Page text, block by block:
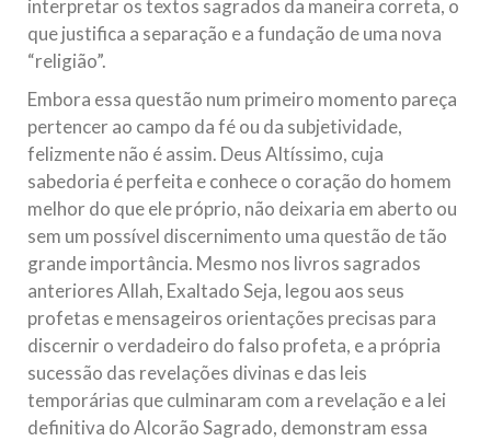
interpretar os textos sagrados da maneira correta, o
que justifica a separação e a fundação de uma nova
“religião”.
Embora essa questão num primeiro momento pareça
pertencer ao campo da fé ou da subjetividade,
felizmente não é assim. Deus Altíssimo, cuja
sabedoria é perfeita e conhece o coração do homem
melhor do que ele próprio, não deixaria em aberto ou
sem um possível discernimento uma questão de tão
grande importância. Mesmo nos livros sagrados
anteriores Allah, Exaltado Seja, legou aos seus
profetas e mensageiros orientações precisas para
discernir o verdadeiro do falso profeta, e a própria
sucessão das revelações divinas e das leis
temporárias que culminaram com a revelação e a lei
definitiva do Alcorão Sagrado, demonstram essa